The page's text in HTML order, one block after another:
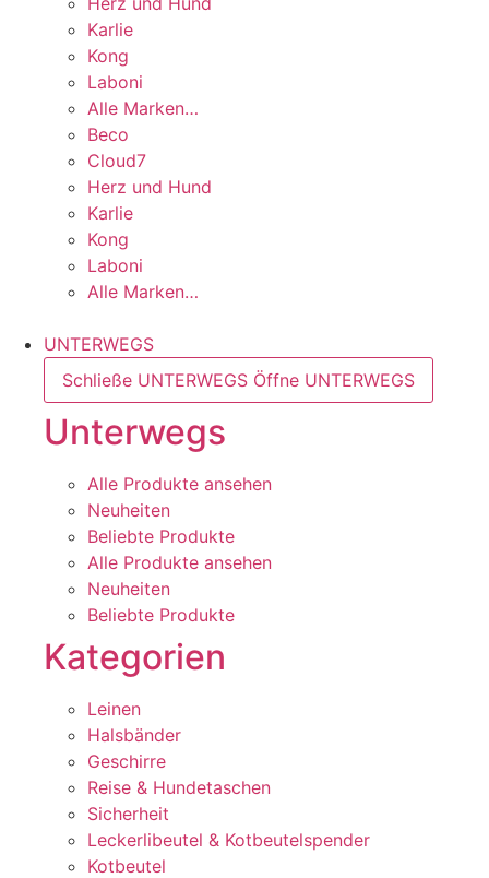
Karlie
Kong
Laboni
Alle Marken…
Beco
Cloud7
Herz und Hund
Karlie
Kong
Laboni
Alle Marken…
UNTERWEGS
Schließe UNTERWEGS Öffne UNTERWEGS
Unterwegs
Alle Produkte ansehen
Neuheiten
Beliebte Produkte
Alle Produkte ansehen
Neuheiten
Beliebte Produkte
Kategorien
Leinen
Halsbänder
Geschirre
Reise & Hundetaschen
Sicherheit
Leckerlibeutel & Kotbeutelspender
Kotbeutel